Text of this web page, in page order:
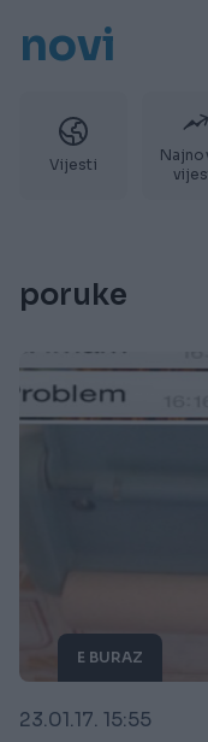
novi
Vijesti
poruke
E BURAZ
23.01.17. 15:55